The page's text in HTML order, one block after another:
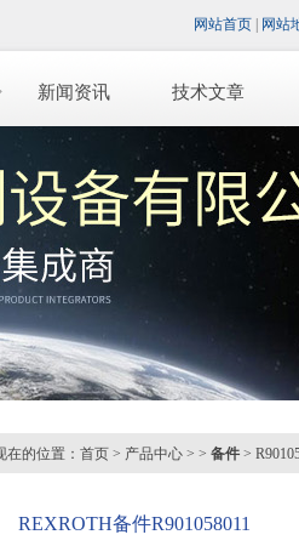
网站首页 网站
新闻资讯 技术文章
在的位置： 首页 > 产品中心 > > 备件 >
REXROTH备件R901058011